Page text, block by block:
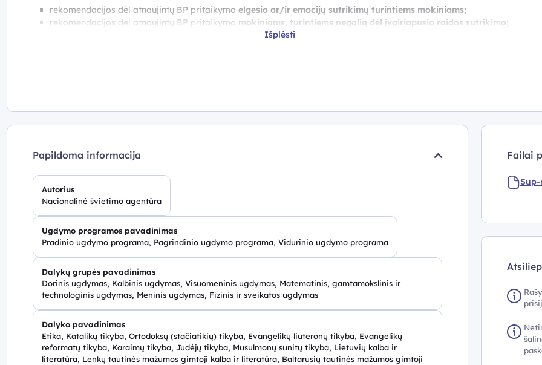
Išplėsti
rekomendacijos dėl atnaujintų BP pritaikymo elgesio ar/ir emocijų sutrikimų turintiems mokiniams;
rekomendacijos dėl atnaujintų BP pritaikymo mokiniams, turintiems negalią dėl įvairiapusio raidos sutrikimo;
rekomendacijos dėl atnaujintų BP pritaikymojudesio ir padėties bei neurologinius sutrikimus turintiems
rekomendacijos dėl atnaujintų BP pritaikymomokymosi sunkumų turintiems mokiniams;
rekomendacijos dėl atnaujintų BP pritaikymomokymosi sutrikimų (bendrųjų, specifinių, neverbalinių) turintiems
rekomendacijos dėl atnaujintų BP pritaikymo
bendrųjų ir dalykinių kompetencijų tobulinimas“.
Papildoma informacija
Autorius
Nacionalinė švietimo agentūra
Ugdymo programos pavadinimas
Pradinio ugdymo programa, Pagrindinio ugdymo programa, Vidurinio ugdymo programa
Dalykų grupės pavadinimas
Dorinis ugdymas, Kalbinis ugdymas, Visuomeninis ugdymas, Matematinis, gamtamokslinis ir
technologinis ugdymas, Meninis ugdymas, Fizinis ir sveikatos ugdymas
Dalyko pavadinimas
Etika, Katalikų tikyba, Ortodoksų (stačiatikių) tikyba, Evangelikų liuteronų tikyba, Evangelikų
reformatų tikyba, Karaimų tikyba, Judėjų tikyba, Musulmonų sunitų tikyba, Lietuvių kalba ir
literatūra, Lenkų tautinės mažumos gimtoji kalba ir literatūra, Baltarusių tautinės mažumos gimtoji
Failai
Sup-